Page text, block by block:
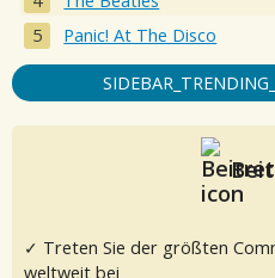
Panic! At The Disco
✓ Treten Sie der größten
weltweit bei